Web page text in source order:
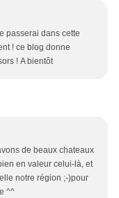
passerai dans cette
! ce blog donne
! A bientôt
de beaux chateaux
en valeur celui-là, et
notre région ;-)pour
^^